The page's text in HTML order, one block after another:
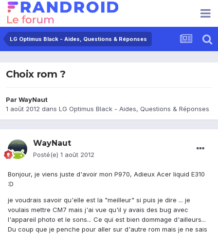
LG Optimus Black - Aides, Questions & Réponses
Choix rom ?
ParWayNaut
1 août 2012 dans LG Optimus Black - Aides, Questions & Réponses
WayNaut
Posté(e) 1 août 2012
Bonjour, je viens juste d'avoir mon P970, Adieux Acer liquid E310
:D
je voudrais savoir qu'elle est la "meilleur" si puis je dire ... je
voulais mettre CM7 mais j'ai vue qu'il y avais des bug avec
l'appareil photo et le sons... Ce qui est bien dommage d'ailleurs...
Du coup que je penche pour aller sur d'autre rom mais je ne sais